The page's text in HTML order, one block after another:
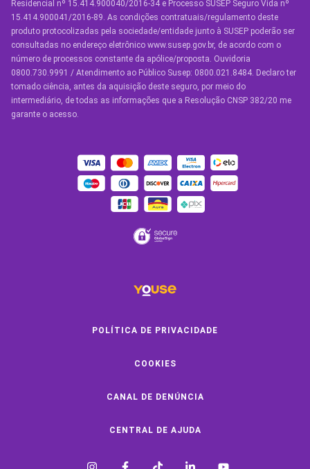
Seguro Residencial
Seguro de Vida
Manual de Assistências
Condições Gerais
OUTROS SERVIÇOS
Residencial nº 15.414.900040/2016-34 e Processo SUSEP Seguro Vida nº
15.414.900041/2016-89. As condições contratuais/regulamento deste
produto protocolizadas pela sociedade/entidade junto à SUSEP poderão ser
consultadas no endereço eletrônico www.susep.gov.br, de acordo com o
número de processos constante da apólice/proposta. Ouvidoria
0800.730.9991 / Atendimento ao Público Susep: 0800.021.8484. Declaro ter
tomado ciência, antes da aquisição deste seguro, por meio do
intermediário, de todas as informações que a Resolução CNSP 382/20 me
garante o acesso.
POLÍTICA DE PRIVACIDADE
COOKIES
CANAL DE DENÚNCIA
CENTRAL DE AJUDA